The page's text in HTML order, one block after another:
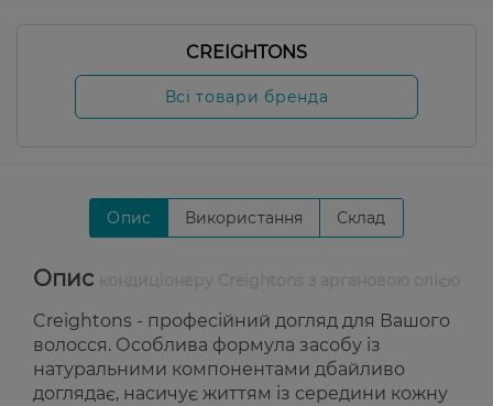
CREIGHTONS
Всі товари бренда
Опис Використання Склад
Опис
Creightons - професійний догляд для Вашого
волосся. Особлива формула засобу із
натуральними компонентами дбайливо
доглядає, насичує життям із середини кожну